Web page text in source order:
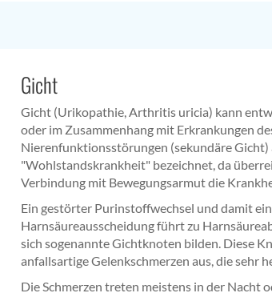
Gicht
Gicht (Urikopathie, Arthritis uricia) kann
oder im Zusammenhang mit Erkrankungen
Nierenfunktionsstörungen (sekundäre
"Wohlstandskrankheit" bezeichnet, da
Verbindung mit Bewegungsarmut die
Ein gestörter Purinstoffwechsel und damit
Harnsäureausscheidung führt zu
sich sogenannte Gichtknoten bilden. Diese
anfallsartige Gelenkschmerzen aus, die sehr
Die Schmerzen treten meistens in der Nacht